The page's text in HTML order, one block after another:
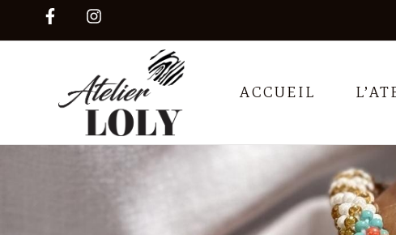
ACCUEIL